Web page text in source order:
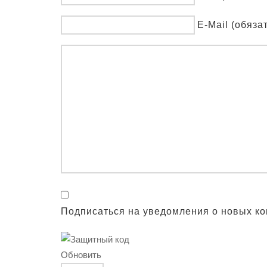
E-Mail
Подписаться на уведомления о новых
Обновить